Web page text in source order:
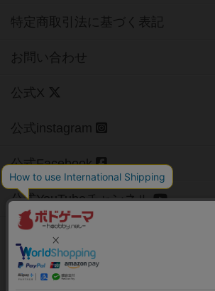
特定商取引法に基づく表記
お問い合わせ
公式X
公式instagram
公式Facebook
公式YouTubeチャンネル